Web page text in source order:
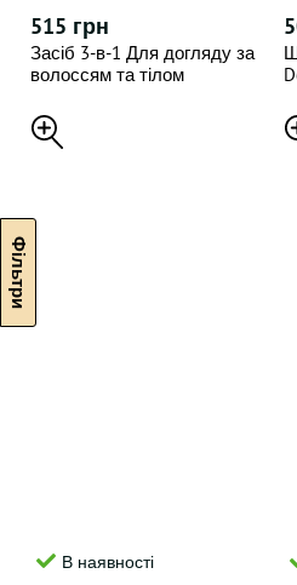
515 грн
Засіб 3-в-1 Для догляду за
волоссям та тілом
В наявності